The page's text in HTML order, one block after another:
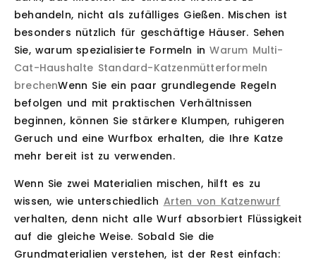
behandeln, nicht als zufälliges Gießen. Mischen ist
besonders nützlich für geschäftige Häuser. Sehen
Sie, warum spezialisierte Formeln inWarum Multi-
Cat-Haushalte Standard-Katzenmütterformeln
brechenWenn Sie ein paar grundlegende Regeln
befolgen und mit praktischen Verhältnissen
beginnen, können Sie stärkere Klumpen, ruhigeren
Geruch und eine Wurfbox erhalten, die Ihre Katze
mehr bereit ist zu verwenden.
Wenn Sie zwei Materialien mischen, hilft es zu
wissen, wie unterschiedlich Arten von Katzenwurf
verhalten, denn nicht alle Wurf absorbiert Flüssigkeit
auf die gleiche Weise. Sobald Sie die
Grundmaterialien verstehen, ist der Rest einfach: